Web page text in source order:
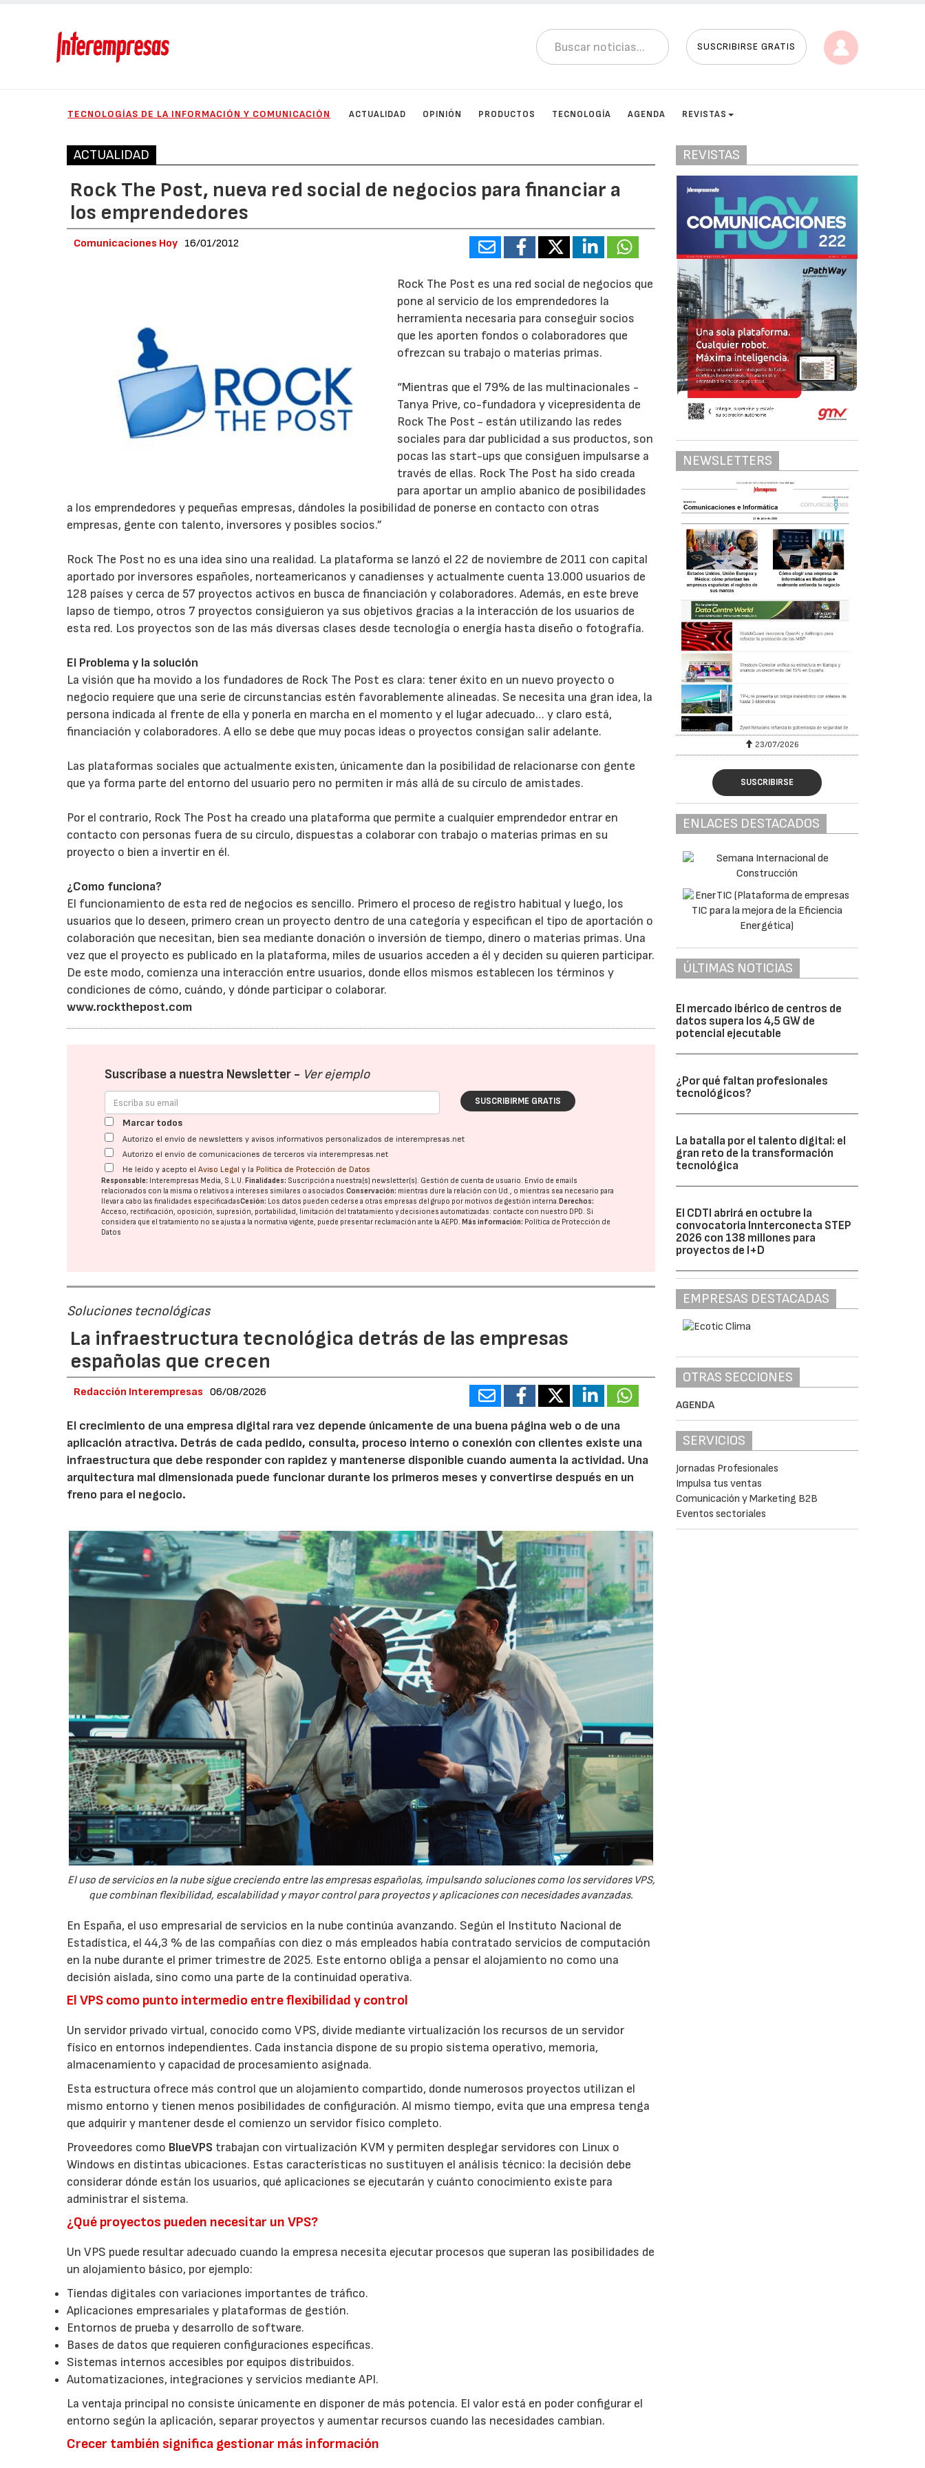
SUSCRIBIRSE GRATIS
TECNOLOGÍAS DE LA INFORMACIÓN Y COMUNICACIÓN ACTUALIDAD OPINIÓN PRODUCTOS TECNOLOGÍA AGENDA REVISTAS
ACTUALIDAD
Rock The Post, nueva red social de negocios para financiar a
los emprendedores
Comunicaciones Hoy 16/01/2012
Rock The Post es una red social de negocios que
pone al servicio de los emprendedores la
herramienta necesaria para conseguir socios
que les aporten fondos o colaboradores que
ofrezcan su trabajo o materias primas.
“Mientras que el 79% de las multinacionales -
Tanya Prive, co-fundadora y vicepresidenta de
Rock The Post - están utilizando las redes
sociales para dar publicidad a sus productos, son
pocas las start-ups que consiguen impulsarse a
través de ellas. Rock The Post ha sido creada
para aportar un amplio abanico de posibilidades
a los emprendedores y pequeñas empresas, dándoles la posibilidad de ponerse en contacto con otras
empresas, gente con talento, inversores y posibles socios.”
Rock The Post no es una idea sino una realidad. La plataforma se lanzó el 22 de noviembre de 2011 con capital
aportado por inversores españoles, norteamericanos y canadienses y actualmente cuenta 13.000 usuarios de
128 países y cerca de 57 proyectos activos en busca de financiación y colaboradores. Además, en este breve
lapso de tiempo, otros 7 proyectos consiguieron ya sus objetivos gracias a la interacción de los usuarios de
esta red. Los proyectos son de las más diversas clases desde tecnología o energía hasta diseño o fotografía.
El Problema y la solución
La visión que ha movido a los fundadores de Rock The Post es clara: tener éxito en un nuevo proyecto o
negocio requiere que una serie de circunstancias estén favorablemente alineadas. Se necesita una gran idea, la
persona indicada al frente de ella y ponerla en marcha en el momento y el lugar adecuado… y claro está,
financiación y colaboradores. A ello se debe que muy pocas ideas o proyectos consigan salir adelante.
Las plataformas sociales que actualmente existen, únicamente dan la posibilidad de relacionarse con gente
que ya forma parte del entorno del usuario pero no permiten ir más allá de su círculo de amistades.
Por el contrario, Rock The Post ha creado una plataforma que permite a cualquier emprendedor entrar en
contacto con personas fuera de su círculo, dispuestas a colaborar con trabajo o materias primas en su
proyecto o bien a invertir en él.
¿Como funciona?
El funcionamiento de esta red de negocios es sencillo. Primero el proceso de registro habitual y luego, los
usuarios que lo deseen, primero crean un proyecto dentro de una categoría y especifican el tipo de aportación o
colaboración que necesitan, bien sea mediante donación o inversión de tiempo, dinero o materias primas. Una
vez que el proyecto es publicado en la plataforma, miles de usuarios acceden a él y deciden su quieren participar.
De este modo, comienza una interacción entre usuarios, donde ellos mismos establecen los términos y
condiciones de cómo, cuándo, y dónde participar o colaborar.
www.rockthepost.com
Suscríbase a nuestra Newsletter - Ver ejemplo
SUSCRIBIRME GRATIS
Marcar todos
Autorizo el envío de newsletters y avisos informativos personalizados de interempresas.net
Autorizo el envío de comunicaciones de terceros vía interempresas.net
He leído y acepto elAviso Legal y la Política de Protección de Datos
Responsable: Interempresas Media, S.L.U. Finalidades: Suscripción a nuestra(s) newsletter(s). Gestión de cuenta de usuario. Envío de emails
relacionados con la misma o relativos a intereses similares o asociados.Conservación: mientras dure la relación con Ud., o mientras sea necesario para
llevar a cabo las finalidades especificadasCesión: Los datos pueden cederse a otras empresas del grupo por motivos de gestión interna. Derechos:
Acceso, rectificación, oposición, supresión, portabilidad, limitación del tratatamiento y decisiones automatizadas: contacte con nuestro DPD. Si
considera que el tratamiento no se ajusta a la normativa vigente, puede presentar reclamación ante laAEPD. Más información: Política de Protección de
Datos
Soluciones tecnológicas
La infraestructura tecnológica detrás de las empresas
españolas que crecen
Redacción Interempresas 06/08/2026
El crecimiento de una empresa digital rara vez depende únicamente de una buena página web o de una
aplicación atractiva. Detrás de cada pedido, consulta, proceso interno o conexión con clientes existe una
infraestructura que debe responder con rapidez y mantenerse disponible cuando aumenta la actividad. Una
arquitectura mal dimensionada puede funcionar durante los primeros meses y convertirse después en un
freno para el negocio.
El uso de servicios en la nube sigue creciendo entre las empresas españolas, impulsando soluciones como los servidores VPS,
que combinan flexibilidad, escalabilidad y mayor control para proyectos y aplicaciones con necesidades avanzadas.
En España, el uso empresarial de servicios en la nube continúa avanzando. Según el Instituto Nacional de
Estadística, el 44,3 % de las compañías con diez o más empleados había contratado servicios de computación
en la nube durante el primer trimestre de 2025. Este entorno obliga a pensar el alojamiento no como una
decisión aislada, sino como una parte de la continuidad operativa.
El VPS como punto intermedio entre flexibilidad y control
Un servidor privado virtual, conocido como VPS, divide mediante virtualización los recursos de un servidor
físico en entornos independientes. Cada instancia dispone de su propio sistema operativo, memoria,
almacenamiento y capacidad de procesamiento asignada.
Esta estructura ofrece más control que un alojamiento compartido, donde numerosos proyectos utilizan el
mismo entorno y tienen menos posibilidades de configuración. Al mismo tiempo, evita que una empresa tenga
que adquirir y mantener desde el comienzo un servidor físico completo.
Proveedores como BlueVPS trabajan con virtualización KVM y permiten desplegar servidores con Linux o
Windows en distintas ubicaciones. Estas características no sustituyen el análisis técnico: la decisión debe
considerar dónde están los usuarios, qué aplicaciones se ejecutarán y cuánto conocimiento existe para
administrar el sistema.
¿Qué proyectos pueden necesitar un VPS?
Un VPS puede resultar adecuado cuando la empresa necesita ejecutar procesos que superan las posibilidades de
un alojamiento básico, por ejemplo:
Tiendas digitales con variaciones importantes de tráfico.
Aplicaciones empresariales y plataformas de gestión.
Entornos de prueba y desarrollo de software.
Bases de datos que requieren configuraciones específicas.
Sistemas internos accesibles por equipos distribuidos.
Automatizaciones, integraciones y servicios mediante API.
La ventaja principal no consiste únicamente en disponer de más potencia. El valor está en poder configurar el
entorno según la aplicación, separar proyectos y aumentar recursos cuando las necesidades cambian.
Crecer también significa gestionar más información
REVISTAS
NEWSLETTERS
23/07/2026
SUSCRIBIRSE
ENLACES DESTACADOS
ÚLTIMAS NOTICIAS
El mercado ibérico de centros de
datos supera los 4,5 GW de
potencial ejecutable
¿Por qué faltan profesionales
tecnológicos?
La batalla por el talento digital: el
gran reto de la transformación
tecnológica
El CDTI abrirá en octubre la
convocatoria Innterconecta STEP
2026 con 138 millones para
proyectos de I+D
EMPRESAS DESTACADAS
OTRAS SECCIONES
AGENDA
SERVICIOS
Jornadas Profesionales
Impulsa tus ventas
Comunicación y Marketing B2B
Eventos sectoriales